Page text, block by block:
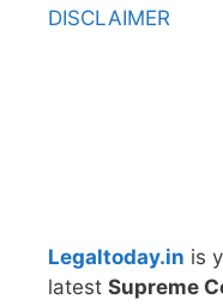
DISCLAIMER
Legaltoday.in is
latest Supreme